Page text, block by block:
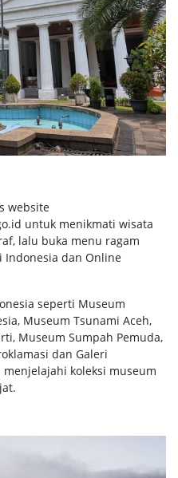
website
untuk menikmati wisata
lalu buka menu ragam
Indonesia dan Online
seperti Museum
Museum Tsunami Aceh,
Museum Sumpah Pemuda,
dan Galeri
koleksi museum